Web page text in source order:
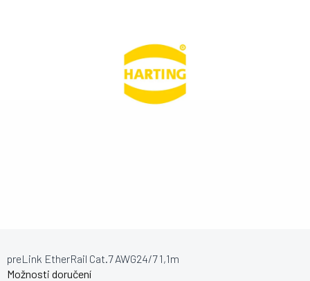
Možnosti doručení
preLink EtherRail Cat.7 AWG24/7 1,1m